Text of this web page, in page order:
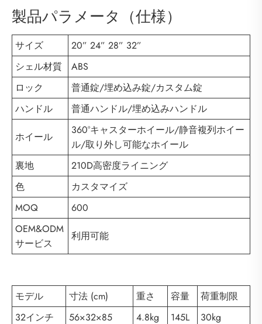
製品パラメータ（仕様）
サイズ
20” 24” 28” 32”
シェル材質
ABS
ロック
普通錠/埋め込み錠/カスタム錠
ハンドル
普通ハンドル/埋め込みハンドル
ホイール
360°キャスターホイール/静音複列ホイー
ル/取り外し可能なホイール
裏地
210D高密度ライニング
色
カスタマイズ
MOQ
600
OEM&ODM
サービス
利用可能
モデル 寸法 (cm) 重さ 容量
荷重制限
32インチ
56×32×85 4.8kg 145L
30kg